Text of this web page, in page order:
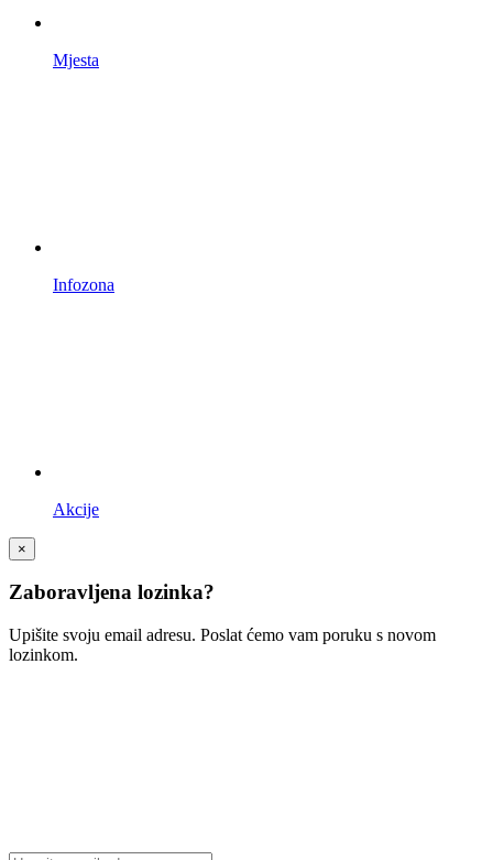
Mjesta
Infozona
Akcije
×
Zaboravljena lozinka?
Upišite svoju email adresu. Poslat ćemo vam poruku s novom
lozinkom.